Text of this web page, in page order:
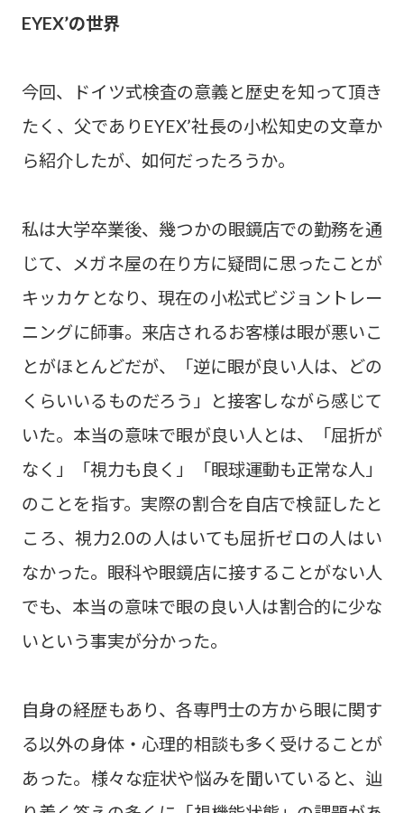
EYEX’の世界
今回、ドイツ式検査の意義と歴史を知って頂き
たく、父でありEYEX’社長の小松知史の文章か
ら紹介したが、如何だったろうか。
私は大学卒業後、幾つかの眼鏡店での勤務を通
じて、メガネ屋の在り方に疑問に思ったことが
キッカケとなり、現在の小松式ビジョントレー
ニングに師事。来店されるお客様は眼が悪いこ
とがほとんどだが、「逆に眼が良い人は、どの
くらいいるものだろう」と接客しながら感じて
いた。本当の意味で眼が良い人とは、「屈折が
なく」「視力も良く」「眼球運動も正常な人」
のことを指す。実際の割合を自店で検証したと
ころ、視力2.0の人はいても屈折ゼロの人はい
なかった。眼科や眼鏡店に接することがない人
でも、本当の意味で眼の良い人は割合的に少な
いという事実が分かった。
自身の経歴もあり、各専門士の方から眼に関す
る以外の身体・心理的相談も多く受けることが
あった。様々な症状や悩みを聞いていると、辿